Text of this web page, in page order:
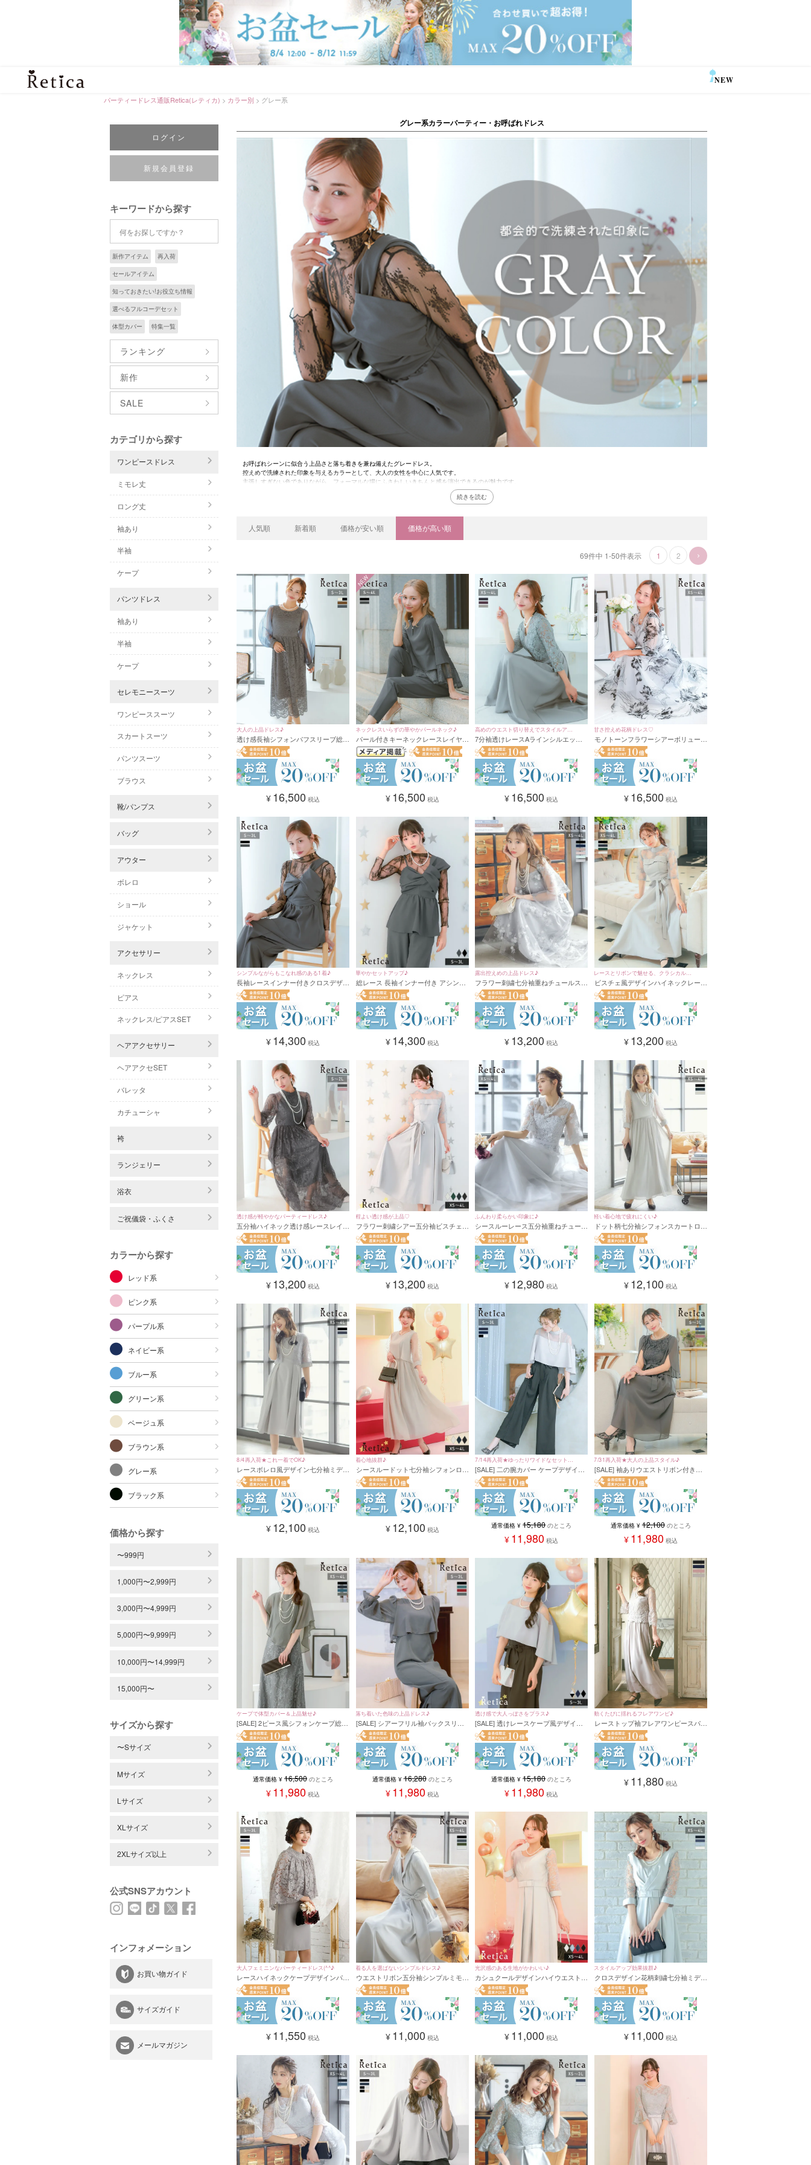
NEW
パーティードレス通販Retica(レティカ) カラー別 グレー系
ログイン
新規会員登録
キーワードから探す
新作アイテム 再入荷
セールアイテム
知っておきたい!お役立ち情報
選べるフルコーデセット
体型カバー 特集一覧
ランキング
新作
SALE
カテゴリから探す
ワンピースドレス
ミモレ丈
ロング丈
袖あり
半袖
ケープ
パンツドレス
袖あり
半袖
ケープ
セレモニースーツ
ワンピーススーツ
スカートスーツ
パンツスーツ
ブラウス
靴/パンプス
バッグ
アウター
ボレロ
ショール
ジャケット
アクセサリー
ネックレス
ピアス
ネックレス/ピアスSET
ヘアアクセサリー
ヘアアクセSET
バレッタ
カチューシャ
袴
ランジェリー
浴衣
ご祝儀袋・ふくさ
カラーから探す
レッド系
ピンク系
パープル系
ネイビー系
ブルー系
グリーン系
ベージュ系
ブラウン系
グレー系
ブラック系
価格から探す
〜999円
1,000円〜2,999円
3,000円〜4,999円
5,000円〜9,999円
10,000円〜14,999円
15,000円〜
サイズから探す
〜Sサイズ
Mサイズ
Lサイズ
XLサイズ
2XLサイズ以上
公式SNSアカウント
インフォメーション
お買い物ガイド
サイズガイド
メールマガジン
グレー系カラーパーティー・お呼ばれドレス
お呼ばれシーンに似合う上品さと落ち着きを兼ね備えたグレードレス。
控えめで洗練された印象を与えるカラーとして、大人の女性を中心に人気です。
主張しすぎない色でありながら、フォーマルな場にふさわしいきちんと感を演出できるのが魅力です。
ブラックよりもやわらかく、ベージュよりも落ち着いた印象に仕上がるため、
また、同じグレーでも明るさによって印象が大きく変わるのも特徴です。
淡いグレーはやさしくフェミニンな印象に、濃いグレーはシックで大人っぽい雰囲気に仕上がるため、
派手すぎず、それでいて洗練された印象を与えたい方にぴったりのカラーです。
また、グレーはシンプルになりやすいカラーのため、華やかさをプラスする工夫がポイントです。
レースや刺繍、シアー素材などデザイン性のあるドレスを選ぶことで、上品かつ華やかな印象に仕上がります。
また、シルバーやパールのアクセサリーを合わせると統一感のあるコーディネートに、ゴールド系の小物を取り入れるとほどよい華やかさが加わります。
落ち着きと洗練された雰囲気を演出してくれるグレードレスは、大人のお呼ばれスタイルにぴったりの一着。
色味やデザインの違いを楽しみながら、自分らしいコーディネートを見つけてみてください。
人気順 新着順 価格が安い順 価格が高い順
69件中 1-50件表示 1 2
大人の上品ドレス♪
透け感長袖シフォンパフスリーブ総レ
ースフレアミモレ丈パーティードレス
結婚式 二次会(Sサイズ～3Lサイズ)
¥ 16,500 税込
ネックレスいらずの華やかパールネック♪
パール付きキーネックレースレイヤー
ド風フレアスリーブパンツドレス 結
婚式 二次会 (Sサイズ～4Lサイズ)
NEW
¥ 16,500 税込
高めのウエスト切り替えでスタイルアッ
プ♪
7分袖透けレースAラインシルエット
ロング丈パーティードレス(XSサイズ
～4Lサイズ)
¥ 16,500 税込
甘さ控えめ花柄ドレス♡
モノトーンフラワーシアーボリューム
スリーブフレアパーティードレス 二
次会 発表会(XSサイズ～4Lサイズ)
¥ 16,500 税込
シンプルながらもこなれ感のある1着♪
長袖レースインナー付きクロスデザイ
ンペプラムセパレートパンツドレス
結婚式 二次会 (Sサイズ～3Lサイズ)
¥ 14,300 税込
華やかセットアップ♪
総レース 長袖インナー付き アシンメ
トリー クロスデザイン ペプラム セッ
トアップ ワイドパンツドレス 結婚式
二次会(Sサイズ～3Lサイズ)
¥ 14,300 税込
露出控えめの上品ドレス♪
フラワー刺繍七分袖重ねチュールスカ
ートロング丈パーティードレス (XSサ
イズ～4Lサイズ)
¥ 13,200 税込
レースとリボンで魅せる、クラシカルな
華やぎ。
ビスチェ風デザインハイネックレース
五分袖ミモレ丈パーティードレス (XS
サイズ～4Lサイズ)
¥ 13,200 税込
透け感が軽やかなパーティードレス♪
五分袖ハイネック透け感レースレイヤ
ードロング丈フレアパーティードレス
結婚式 二次会（Sサイズ〜2Lサイズ）
¥ 13,200 税込
程よい透け感が上品♡
フラワー刺繍シアー五分袖ビスチェ風
ミモレ丈パーティードレス(XSサイズ
～4Lサイズ)
¥ 13,200 税込
ふんわり柔らかい印象に♪
シースルーレース五分袖重ねチュール
ロングスカートパーティードレス (XS
サイズ～4Lサイズ)
¥ 12,980 税込
軽い着心地で疲れにくい♪
ドット柄七分袖シフォンスカートロン
グ丈パーティードレス (XSサイズ～4L
サイズ)
¥ 12,100 税込
8/4再入荷★これ一着でOK♪
レースボレロ風デザイン七分袖ミディ
アム丈パーティードレス (XSサイズ～
4Lサイズ)
¥ 12,100 税込
着心地抜群♪
シースルードット七分袖シフォンロン
グ丈パーティードレス(XSサイズ～4L
サイズ)
¥ 12,100 税込
7/14再入荷★ゆったりワイドなセットア
ップドレス♪
[SALE] 二の腕カバー ケープデザイン
セットアップ ウエストリボン ワイド
パンツ パーティードレス 結婚式 二次
会 (Sサイズ～3Lサイズ)
通常価格 ¥ 15,180 のところ
¥ 11,980 税込
7/31再入荷★大人の上品スタイル♪
[SALE] 袖ありウエストリボン付きフ
ラワーレース×シフォンフレアパーテ
ィードレス(Sサイズ～3Lサイズ)
通常価格 ¥ 12,100 のところ
¥ 11,980 税込
ケープで体型カバー＆上品魅せ♪
[SALE] 2ピース風シフォンケープ総レ
ースロング丈パーティードレス(XSサ
イズ～4Lサイズ)
通常価格 ¥ 16,500 のところ
¥ 11,980 税込
落ち着いた色味の上品ドレス♪
[SALE] シアーフリル袖バックスリッ
ト入りロングスカートパーティードレ
ス(Sサイズ～3Lサイズ)
通常価格 ¥ 16,280 のところ
¥ 11,980 税込
透け感で大人っぽさをプラス♪
[SALE] 透けレースケープ風デザイン
ワイドパンツ セットアップ パーティ
ードレス 結婚式 二次会(Sサイズ～3L
サイズ)
通常価格 ¥ 15,180 のところ
¥ 11,980 税込
動くたびに揺れるフレアワンピ♪
レーストップ袖フレアワンピースパー
ティードレス (Sサイズ～XXLサイズ)
¥ 11,880 税込
大人フェミニンなパーティードレス(^^♪
レースハイネックケープデザインパー
ティードレス (Sサイズ～XXLサイズ)
¥ 11,550 税込
着る人を選ばないシンプルドレス♪
ウエストリボン五分袖シンプルミモレ
丈パーティードレス (XSサイズ～4Lサ
イズ)
¥ 11,000 税込
光沢感のある生地がかわいい♪
カシュクールデザインハイウエスト切
り替え花柄レース半袖パーティードレ
ス(XSサイズ～4Lサイズ)
¥ 11,000 税込
スタイルアップ効果抜群♪
クロスデザイン花柄刺繍七分袖ミディ
アム丈パーティードレス (XSサイズ～
4Lサイズ)
¥ 11,000 税込